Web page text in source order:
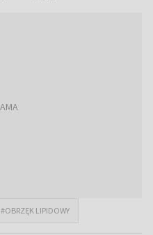
#OBRZĘK LIPIDOWY